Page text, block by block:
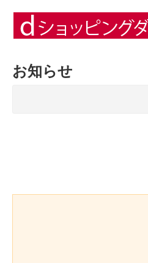
お知らせ